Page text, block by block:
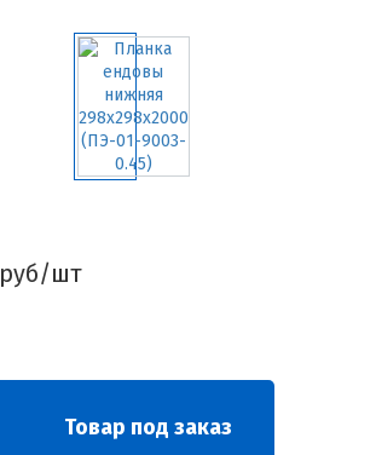
руб/шт
Товар под заказ